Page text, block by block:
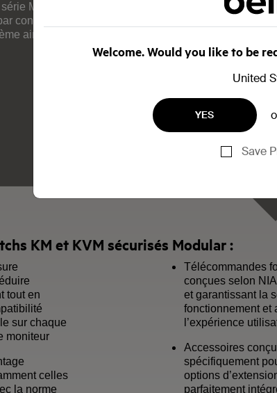
Modular Belkin
construction afin de
ainsi que l’isolation air
KM et KVM sécurisés Modular :
tout en
sur chaque
moniteur
celles
la norme
Télécommandes
conçues selon
et garantissant la
fonctionnement et
l’expérience
Accessoires
spécifiquement
options
parfaitement
Welcome. Would you like to be
United
YES
Save